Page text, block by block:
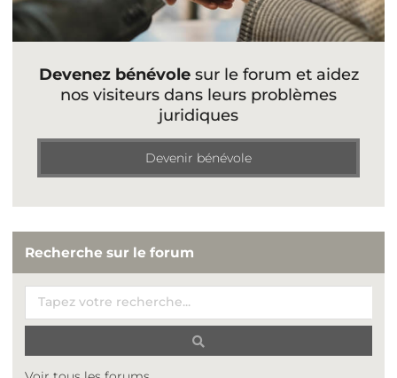
Devenez bénévolesur le forum et aidez
nos visiteurs dans leurs problèmes
juridiques
Devenir bénévole
Recherche sur le forum